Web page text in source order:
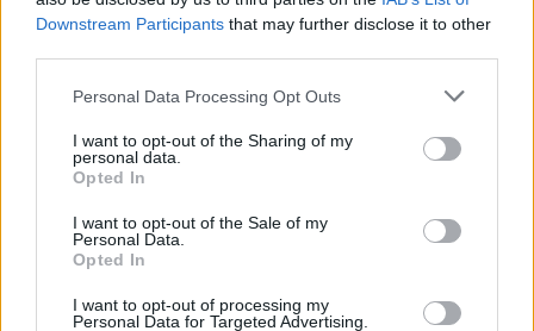
Downstream Participants that may further disclose it to other
Personal Data Processing Opt Outs
I want to opt-out of the Sharing of my
personal data.
Opted In
I want to opt-out of the Sale of my
Personal Data.
Opted In
I want to opt-out of processing my
Personal Data for Targeted Advertising.
TAGS
ΣΧΕΤΙΚΑ